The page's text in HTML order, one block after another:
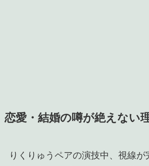
恋愛・結婚の噂が絶えない
りくりゅうペアの演技中、視線